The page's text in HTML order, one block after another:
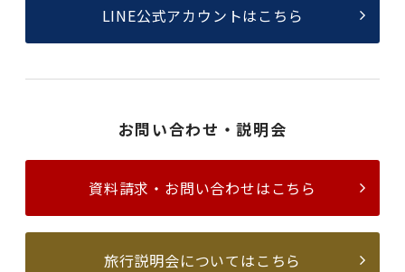
LINE公式アカウントはこちら
お問い合わせ・説明会
資料請求・お問い合わせはこちら
旅行説明会についてはこちら